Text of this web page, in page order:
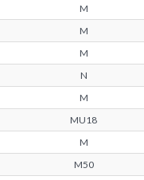
M
M
M
N
M
MU18
M
M50